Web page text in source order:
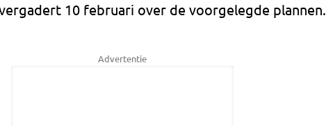
10 februari over de voorgelegde plannen.
Advertentie